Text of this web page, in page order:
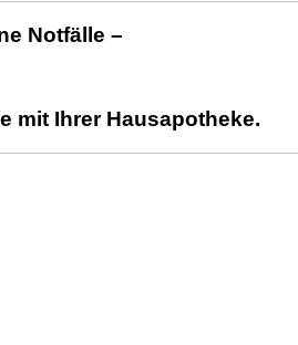
Notfälle –
mit Ihrer Hausapotheke.